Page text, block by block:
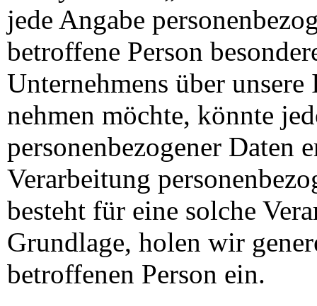
jede Angabe
betroffene Person
Unternehmens über
nehmen möchte, könnte
personenbezogener Daten
Verarbeitung
besteht für eine solche
Grundlage, holen wir
betroffenen Person ein.